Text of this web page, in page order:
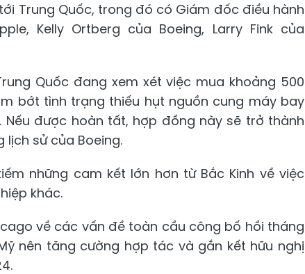
Trung Quốc, trong đó có Giám đốc điều hành
Kelly Ortberg của Boeing, Larry Fink của
Quốc đang xem xét việc mua khoảng 500
bớt tình trạng thiếu hụt nguồn cung máy bay
được hoàn tất, hợp đồng này sẽ trở thành
sử của Boeing.
những cam kết lớn hơn từ Bắc Kinh về việc
khác.
về các vấn đề toàn cầu công bố hồi tháng
nên tăng cường hợp tác và gắn kết hữu nghị